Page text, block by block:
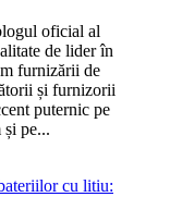
oficial al
de lider în
furnizării de
și furnizorii
puternic pe
și pe...